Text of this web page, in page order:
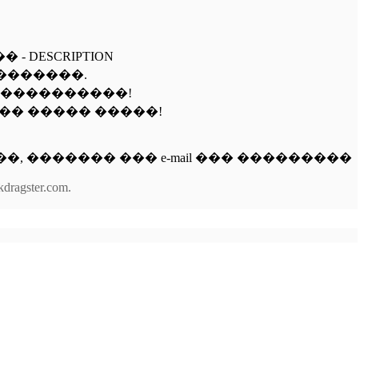
�����������!
����� �����!
������� ��� e-mail ��� ���������